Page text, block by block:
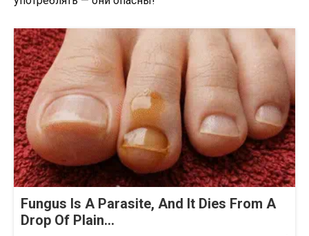
Fungus Is A Parasite, And It Dies From A
Drop Of Plain...